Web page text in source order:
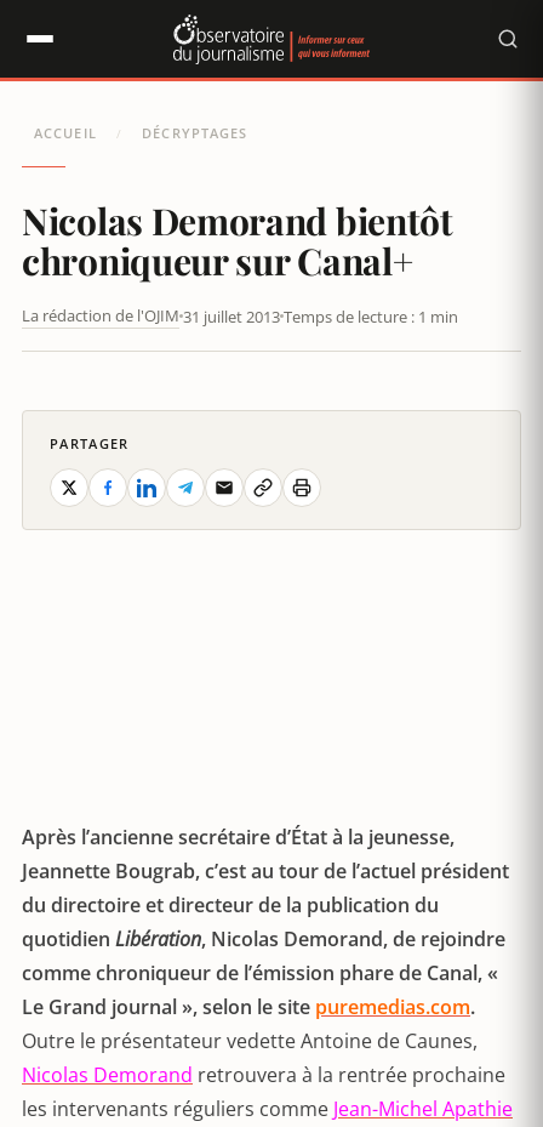
ACCUEIL / DÉCRYPTAGES
Nicolas Demorand bientôt
chroniqueur sur Canal+
La rédaction de l'OJIM 31 juillet 2013Temps de lecture : 1 min
Après l’ancienne secrétaire d’État à la jeunesse,
Jeannette Bougrab, c’est au tour de l’actuel président
du directoire et directeur de la publication du
quotidien Libération, Nicolas Demorand, de rejoindre
comme chroniqueur de l’émission phare de Canal, «
Le Grand journal », selon le site puremedias.com.
Outre le présentateur vedette Antoine de Caunes,
Nicolas Demorand retrouvera à la rentrée prochaine
les intervenants réguliers comme Jean-Michel Apathie
PARTAGER
Panneau de gestion des cookies